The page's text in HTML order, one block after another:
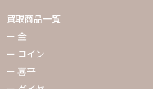
買取商品一覧
ー 金
ー コイン
ー 喜平